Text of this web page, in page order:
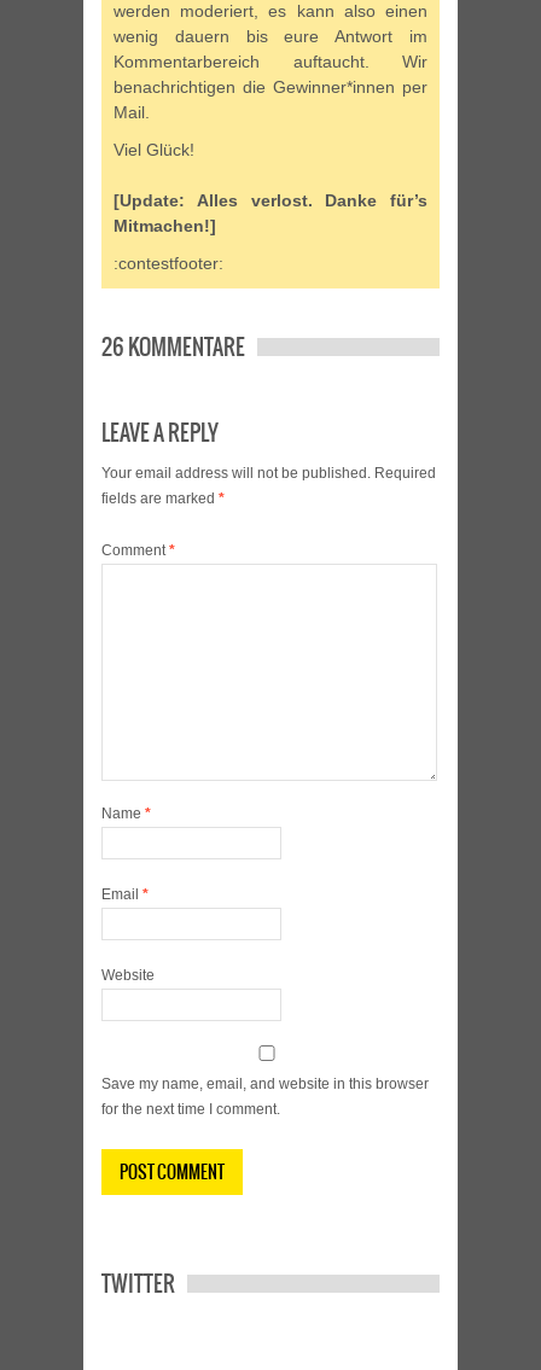
werden moderiert, es kann also einen
wenig dauern bis eure Antwort im
Kommentarbereich auftaucht. Wir
benachrichtigen die Gewinner*innen per
Mail.
Viel Glück!
[Update: Alles verlost. Danke für’s
Mitmachen!]
:contestfooter:
26 KOMMENTARE
LEAVE A REPLY
Your email address will not be published. Required
fields are marked *
Comment*
Name *
Email *
Website
Save my name, email, and website in this browser
for the next time I comment.
TWITTER